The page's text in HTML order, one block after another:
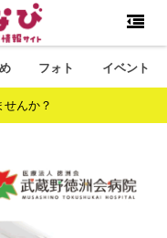
フォト イベント
んか？